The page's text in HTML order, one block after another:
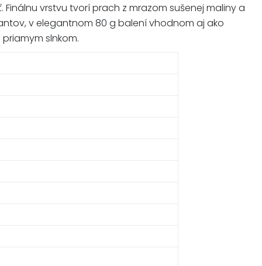
vrstvu tvorí prach z mrazom sušenej maliny a
v elegantnom 80 g balení vhodnom aj ako
slnkom.